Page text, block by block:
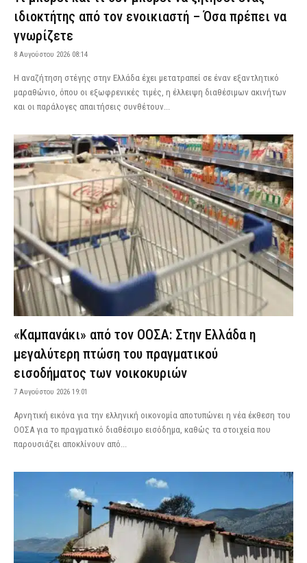
ιδιοκτήτης από τον ενοικιαστή – Όσα πρέπει να
γνωρίζετε
8 Αυγούστου 2026 08:14
Η αναζήτηση στέγης στην Ελλάδα έχει μετατραπεί σε έναν εξαντλητικό
μαραθώνιο, όπου οι εξωφρενικές τιμές, η έλλειψη διαθέσιμων ακινήτων
και οι παράλογες απαιτήσεις συνθέτουν...
«Καμπανάκι» από τον ΟΟΣΑ: Στην Ελλάδα η
μεγαλύτερη πτώση του πραγματικού
εισοδήματος των νοικοκυριών
7 Αυγούστου 2026 19:01
Αρνητική εικόνα για την ελληνική οικονομία αποτυπώνει η νέα έκθεση του
ΟΟΣΑ για το πραγματικό διαθέσιμο εισόδημα, καθώς τα στοιχεία που
παρουσιάζει αποκλίνουν από...